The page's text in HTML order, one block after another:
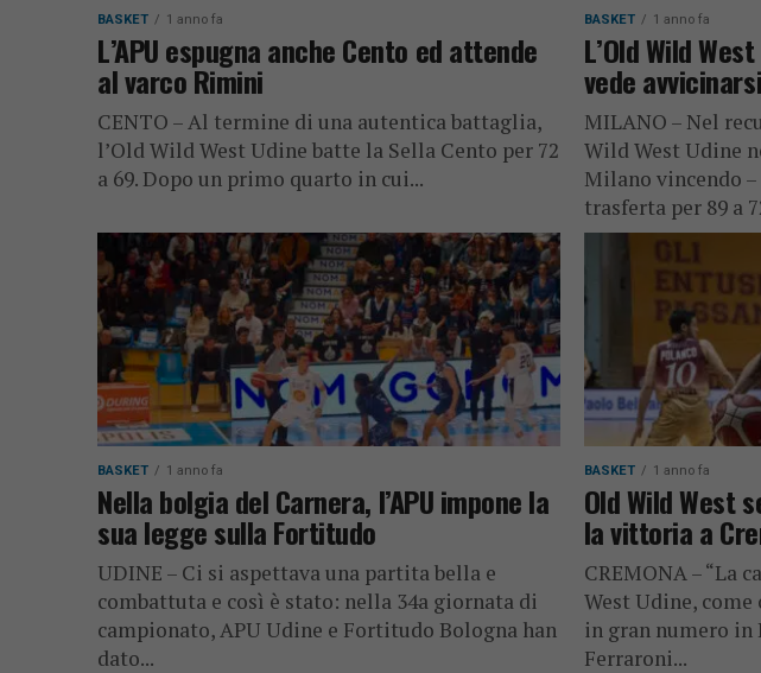
BASKET 1 anno fa
L’APU espugna anche Cento ed attende
al varco Rimini
CENTO – Al termine di una autentica battaglia,
l’Old Wild West Udine batte la Sella Cento per 72
a 69. Dopo un primo quarto in cui...
BASKET 1 anno fa
L’Old Wild
vede
MILANO – Nel
Wild West Udine
Milano vincendo
trasferta per 89 a
BASKET 1 anno fa
Nella bolgia del Carnera, l’APU impone la
sua legge sulla Fortitudo
UDINE – Ci si aspettava una partita bella e
combattuta e così è stato: nella 34a giornata di
campionato, APU Udine e Fortitudo Bologna han
dato...
BASKET 1 anno fa
Old Wild West
la vittoria a
CREMONA – “La
West Udine,
in gran numero in
Ferraroni...